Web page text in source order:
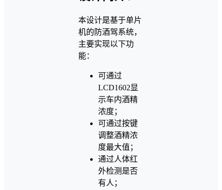
本设计是基于单片
机的防酒驾系统，
主要实现以下功
能：
可通过
LCD1602显
示车内酒精
浓度；
可通过按键
调整酒精浓
度最大值；
通过人体红
外检测是否
有人；